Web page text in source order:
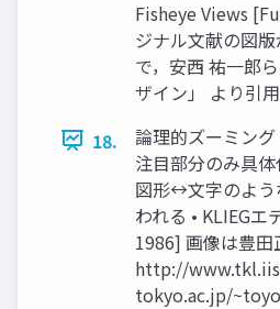
Fisheye Views
ジナル文献の図
で，安西 祐一郎
ザイン」 より引用
18.
論理的ズーミング
注目部分のみ具
図形↔文字のよう
われる • KLIEGエ
1986] 画像は豊田
http://
tokyo.ac.jp/